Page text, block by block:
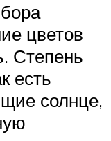
цветов
Степень
есть
солнце,